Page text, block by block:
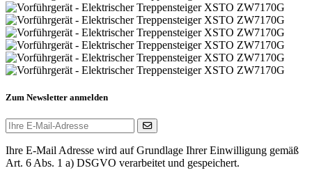
Zum Newsletter anmelden
Ihre E-Mail Adresse wird auf Grundlage Ihrer Einwilligung gemäß
Art. 6 Abs. 1 a) DSGVO verarbeitet und gespeichert.